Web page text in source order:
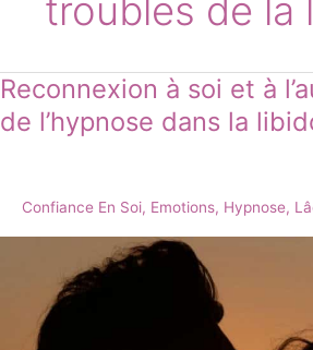
troubles de la
Reconnexion à soi et à
de l’hypnose dans la
Confiance En Soi, Emotions, Hypnose,
Reconnexion
soi
l’autre
l’hypnose